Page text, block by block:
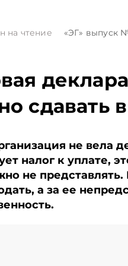
на
и Viber.
малого и
бизнеса,
продаж
чем в
на чтение «ЭГ» выпуск
сдавать
не вела
налог к уплате,
не представлять.
а за ее